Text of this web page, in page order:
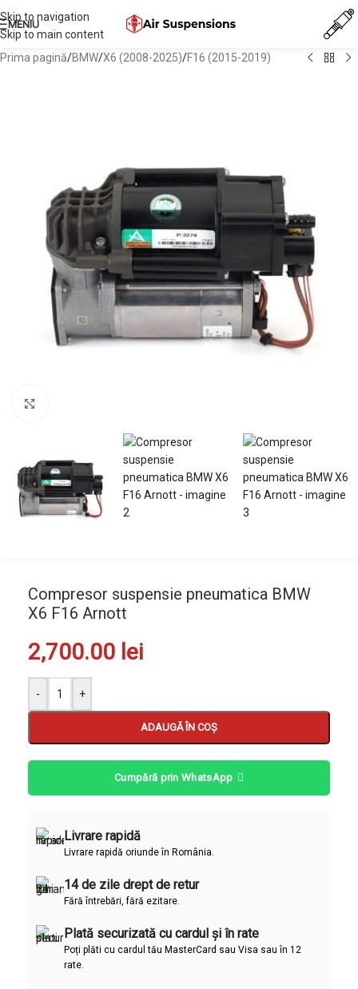
Skip to navigation
Skip to main content
MENIU
Prima pagină/BMW/X6 (2008-2025)/F16 (2015-2019)
Compresor suspensie pneumatica BMW
X6 F16 Arnott
2,700.00 lei
- +
ADAUGĂ ÎN COȘ
Cumpără prin WhatsApp
Livrare rapidă
Livrare rapidă oriunde în România.
14 de zile drept de retur
Fără întrebări, fără ezitare.
Plată securizată cu cardul și în rate
Poți plăti cu cardul tău MasterCard sau Visa sau în 12
rate.